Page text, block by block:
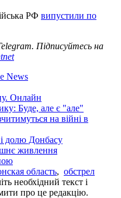
РФ випустили по
Підписуйтесь на
News
Онлайн
Буде, але є "але"
на війні в
долю Донбасу
живлення
область, обстрел
необхідний текст і
про це редакцію.